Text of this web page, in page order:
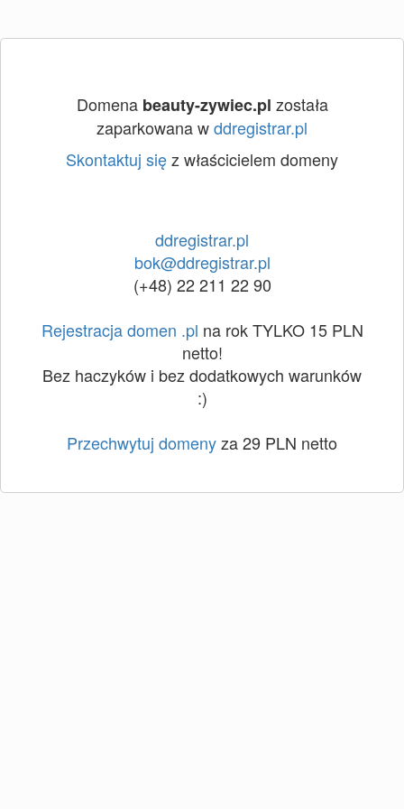
Domena beauty-zywiec.pl została
zaparkowana wddregistrar.pl
Skontaktuj sięz właścicielem domeny
ddregistrar.pl
bok@ddregistrar.pl
(+48) 22 211 22 90
Rejestracja domen .pl na rok TYLKO 15 PLN
netto!
Bez haczyków i bez dodatkowych warunków
:)
Przechwytuj domenyza 29 PLN netto